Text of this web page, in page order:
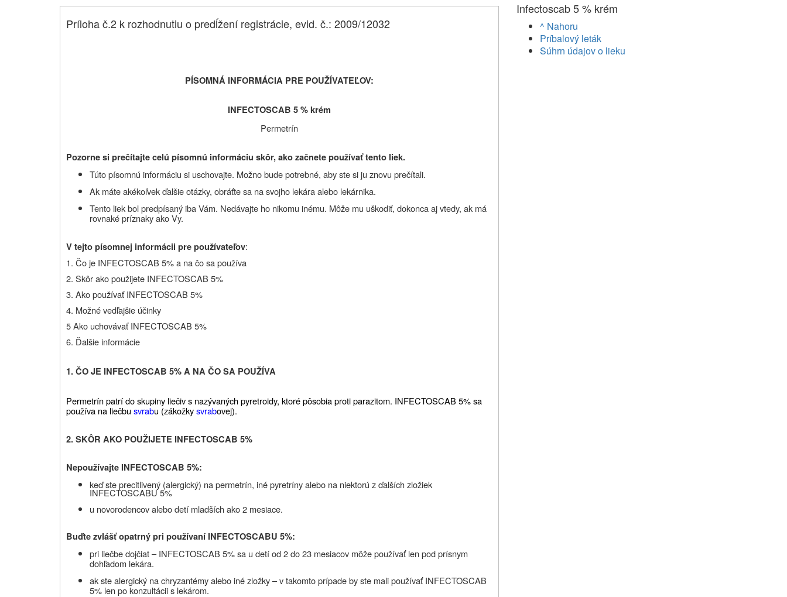
Príloha č.2 k rozhodnutiu o predĺžení registrácie, evid. č.: 2009/12032
PÍSOMNÁ INFORMÁCIA PRE POUŽÍVATEĽOV:
INFECTOSCAB 5 % krém
Permetrín
Pozorne si prečítajte celú písomnú informáciu skôr, ako začnete používať tento liek.
Túto písomnú informáciu si uschovajte. Možno bude potrebné, aby ste si ju znovu prečítali.
Ak máte akékoľvek ďalšie otázky, obráťte sa na svojho lekára alebo lekárnika.
Tento liek bol predpísaný iba Vám. Nedávajte ho nikomu inému. Môže mu uškodiť, dokonca aj vtedy, ak má
rovnaké príznaky ako Vy.
V tejto písomnej informácii pre používateľov:
1. Čo je INFECTOSCAB 5% a na čo sa používa
2. Skôr ako použijete INFECTOSCAB 5%
3. Ako používať INFECTOSCAB 5%
4. Možné vedľajšie účinky
5 Ako uchovávať INFECTOSCAB 5%
6. Ďalšie informácie
1.ČO JE INFECTOSCAB 5% A NA ČO SA POUŽÍVA
Permetrín patrí do skupiny liečiv s nazývaných pyretroidy, ktoré pôsobia proti parazitom. INFECTOSCAB 5% sa
používa na liečbu svrabu (zákožkysvrabovej).
2.SKÔR AKO POUŽIJETE INFECTOSCAB 5%
Nepoužívajte INFECTOSCAB 5%:
keď ste precitlivený (alergický) na permetrín, iné pyretríny alebo na niektorú z ďalších zložiek
INFECTOSCABU 5%
u novorodencov alebo detí mladších ako 2 mesiace.
Buďte zvlášť opatrný pri používaní INFECTOSCABU 5%:
pri liečbe dojčiat – INFECTOSCAB 5% sa u detí od 2 do 23 mesiacov môže používať len pod prísnym
dohľadom lekára.
ak ste alergický na chryzantémy alebo iné zložky – v takomto prípade by ste mali používať INFECTOSCAB
5% len po konzultácii s lekárom.
Infectoscab 5 % krém
^ Nahoru
Príbalový leták
Súhrn údajov o lieku